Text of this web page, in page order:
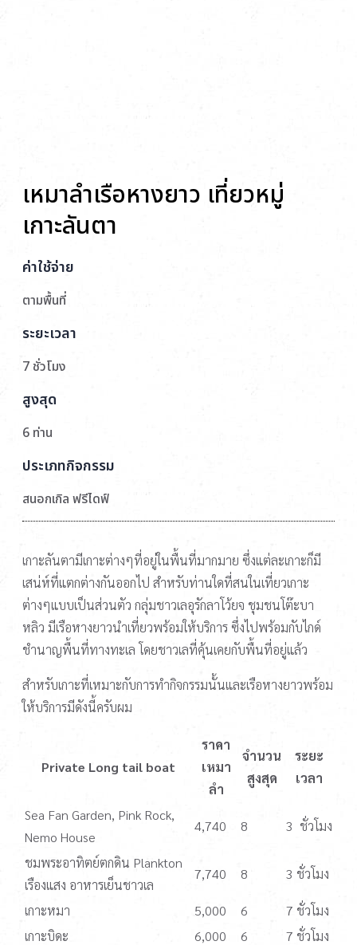
เหมาลำเรือหางยาว เที่ยวหมู่
เกาะลันตา
ค่าใช้จ่าย
ตามพื้นที่
ระยะเวลา
7 ชั่วโมง
สูงสุด
6 ท่าน
ประเภทกิจกรรม
สนอกเกิล ฟรีไดฟ์
เกาะลันตามีเกาะต่างๆที่อยู่ในพื้นที่มากมาย ซึ่งแต่ละเกาะก็มี
เสน่ห์ที่แตกต่างกันออกไป สำหรับท่านใดที่สนในเที่ยวเกาะ
ต่างๆแบบเป็นส่วนตัว กลุ่มชาวเลอุรักลาโว้ยจ ชุมชนโต๊ะบา
หลิว มีเรือหางยาวนำเที่ยวพร้อมให้บริการ ซึ่งไปพร้อมกับไกด์
ชำนาญพื้นที่ทางทะเล โดยชาวเลที่คุ้นเคยกับพื้นที่อยู่แล้ว
สำหรับเกาะที่เหมาะกับการทำกิจกรรมนั้นและเรือหางยาวพร้อม
ให้บริการมีดังนี้ครับผม
Private Long tail boat
ราคา
เหมา
ลำ
จำนวน
สูงสุด
ระยะ
เวลา
Sea Fan Garden, Pink Rock,
Nemo House
4,740 8 3 ชั่วโมง
ชมพระอาทิตย์ตกดิน Plankton
เรืองแสง อาหารเย็นชาวเล
7,740 8 3 ชั่วโมง
เกาะหมา 5,000 6
7 ชั่วโมง
เกาะบิดะ
6,000 6
7 ชั่วโมง